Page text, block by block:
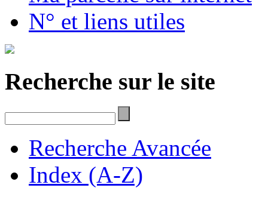
N° et liens utiles
Recherche sur le site
Recherche Avancée
Index (A-Z)